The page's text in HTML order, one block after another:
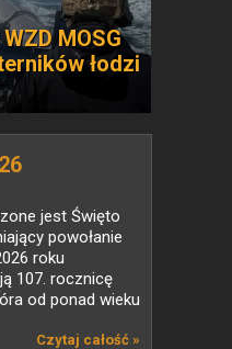
MOSG
łodzi
jest Święto
powołanie
roku
107. rocznicę
od ponad wieku
Czytaj całość »